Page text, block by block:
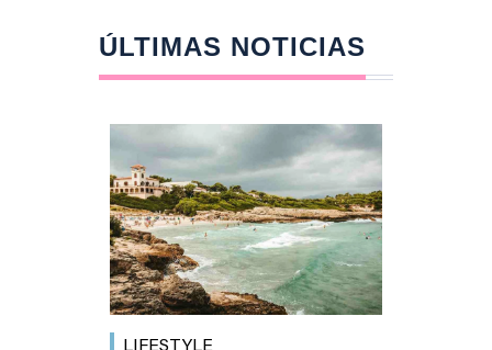
ÚLTIMAS NOTICIAS